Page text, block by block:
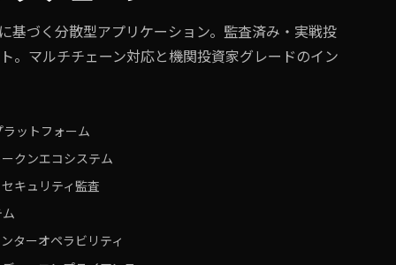
基づく分散型アプリケーション。監査済み・実戦投
。マルチチェーン対応と機関投資家グレードのイン
ットフォーム
クンエコシステム
キュリティ監査
ターオペラビリティ